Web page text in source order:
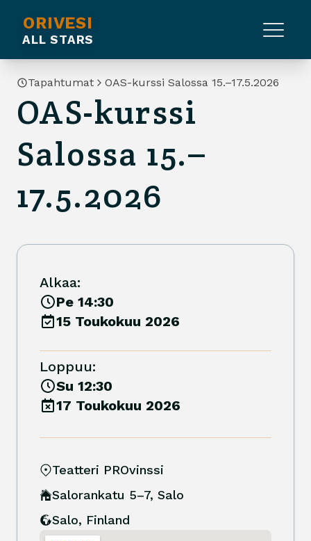
ORIVESI
ALL STARS
Tapahtumat OAS-kurssi Salossa 15.–17.5.2026
OAS-kurssi
Salossa 15.–
17.5.2026
Alkaa:
Pe 14:30
15 Toukokuu 2026
Loppuu:
Su 12:30
17 Toukokuu 2026
Teatteri PROvinssi
Salorankatu 5–7, Salo
Salo, Finland